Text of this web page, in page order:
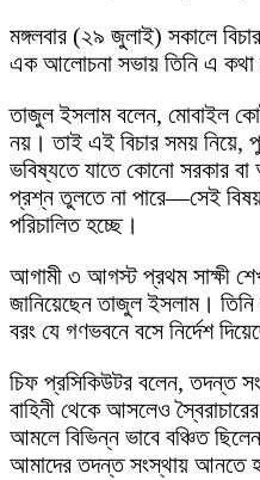
মঙ্গলবার (২৯ জুলাই) সকালে
এক আলোচনা সভায় তিনি এ কথা
তাজুল ইসলাম বলেন, মোবাইল
নয়। তাই এই বিচার সময় নিয়ে,
ভবিষ্যতে যাতে কোনো সরকার বা
প্রশ্ন তুলতে না পারে—সেই
পরিচালিত হচ্ছে।
আগামী ৩ আগস্ট প্রথম সাক্ষী শেখ
জানিয়েছেন তাজুল ইসলাম।
বরং যে গণভবনে বসে নির্দেশ
চিফ প্রসিকিউটর বলেন, তদন্ত
বাহিনী থেকে আসলেও
আমলে বিভিন্ন ভাবে বঞ্চিত
আমাদের তদন্ত সংস্থায় আনতে